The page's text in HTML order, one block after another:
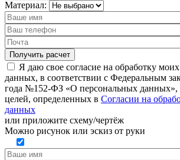
Материал:
Я даю свое согласие на обработку
данных, в соответствии с Федеральным
года №152-ФЗ «О персональных данных»,
целей, определенных в Согласии на
данных
или приложите схему/чертёж
Можно рисунок или эскиз от руки